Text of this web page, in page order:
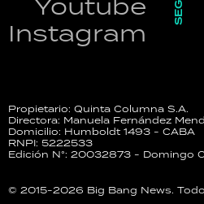
Youtube
Instagram
Propietario: Quinta Columna S.A.
Directora: Manuela Fernández
Domicilio: Humboldt 1493 - CABA
RNPI: 5222533
Edición N°: 20032873 - Domingo
© 2015-2026 Big Bang News.